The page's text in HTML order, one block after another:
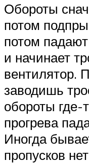
Обороты
потом
потом
и начинает
вентилятор.
заводишь
обороты
прогрева
Иногда
пропусков